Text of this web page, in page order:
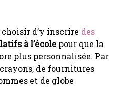
d’y inscrire des
à l’école pour que la
plus personnalisée. Par
de fournitures
et de globe